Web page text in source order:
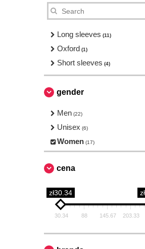
Long sleeves (11)
Oxford (1)
Short sleeves (4)
gender
Men (22)
Unisex (6)
Women (17)
cena
zł30.34
30.34 88 145.67 203.33